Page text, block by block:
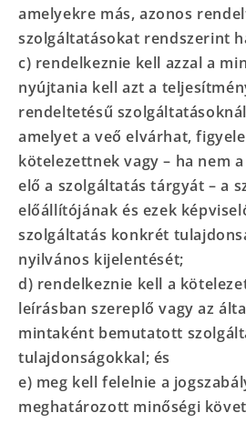
amelyekre más, azonos
szolgáltatásokat rendszerint
c) rendelkeznie kell azzal a
nyújtania kell azt a
rendeltetésű
amelyet a veő elvárhat,
kötelezettnek vagy – ha nem
elő a szolgáltatás tárgyát – a
előállítójának és ezek
szolgáltatás konkrét
nyilvános kijelentését;
d) rendelkeznie kell a
leírásban szereplő vagy az
mintaként bemutatott
tulajdonságokkal; és
e) meg kell felelnie a
meghatározott minőségi